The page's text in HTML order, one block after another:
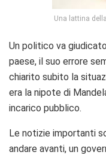
Una lattina
Un politico va
paese, il suo errore
chiarito subito la
era la nipote di
incarico pubblico.
Le notizie importanti
andare avanti, un